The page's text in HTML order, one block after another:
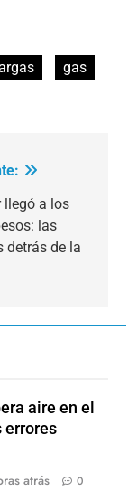
gas
llegó a los
las
detrás de la
aire en el
errores
atrás 0